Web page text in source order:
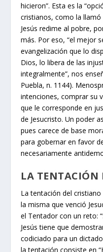
hicieron”. Esta es la
cristianos, como la llamó
Jesús redime al pobre,
más. Por eso, “el mejor
evangelización que lo
Dios, lo libera de las
integralmente”, nos
Puebla, n. 1144).
intenciones, comprar su
que le corresponde en
de Jesucristo. Un poder
pues carece de base
para gobernar en favor
necesariamente
LA TENTACIÓN
La tentación del
la misma que venció
el Tentador con un reto:
Jesús tiene que
codiciado para un
la tentación consiste en